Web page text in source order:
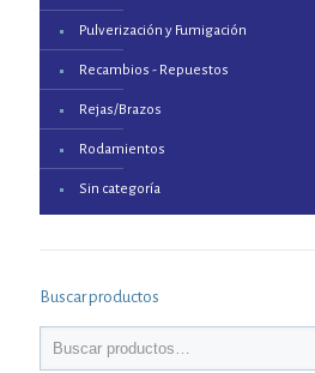
Pulverización y Fumigación
Recambios - Repuestos
Rejas/Brazos
Rodamientos
Sin categoría
Buscar productos